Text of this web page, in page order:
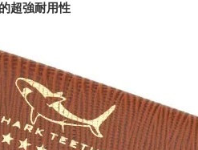
超強耐用性